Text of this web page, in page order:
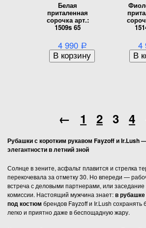
Белая
приталенная
сорочка арт.:
1509s 65
4 990 Р 4
← 1 2 3 4
Рубашки с коротким рукавом Fayzoff и Ir.Lush
элегантности в летний зной
Солнце в зените, асфальт плавится и стрелка
перекочевала за отметку 30. Но впереди —
встреча с деловыми партнерами, или
комиссии. Настоящий мужчина знает:в
под костюм брендов Fayzoff и Ir.Lush сохранять
легко и приятно даже в беспощадную жару.